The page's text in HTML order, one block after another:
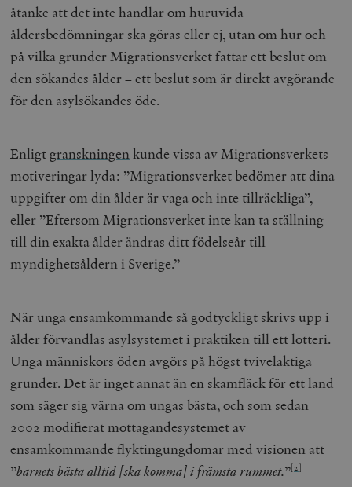
åtanke att det inte handlar om huruvida
åldersbedömningar ska göras eller ej, utan om hur och
på vilka grunder Migrationsverket fattar ett beslut om
den sökandes ålder – ett beslut som är direkt avgörande
för den asylsökandes öde.
Enligt granskningenkunde vissa av Migrationsverkets
motiveringar lyda: ”Migrationsverket bedömer att dina
uppgifter om din ålder är vaga och inte tillräckliga”,
eller ”Eftersom Migrationsverket inte kan ta ställning
till din exakta ålder ändras ditt födelseår till
myndighetsåldern i Sverige.”
När unga ensamkommande så godtyckligt skrivs upp i
ålder förvandlas asylsystemet i praktiken till ett lotteri.
Unga människors öden avgörs på högst tvivelaktiga
grunder. Det är inget annat än en skamfläck för ett land
som säger sig värna om ungas bästa, och som sedan
2002 modifierat mottagandesystemet av
ensamkommande flyktingungdomar med visionen att
”barnets bästa alltid [ska komma] i främsta rummet.”[2]